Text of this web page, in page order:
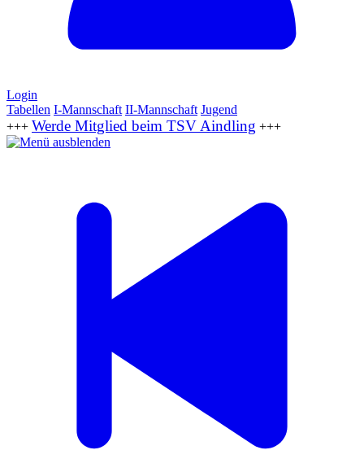
Login
Tabellen I-Mannschaft II-Mannschaft Jugend
+++ Werde Mitglied beim TSV Aindling +++